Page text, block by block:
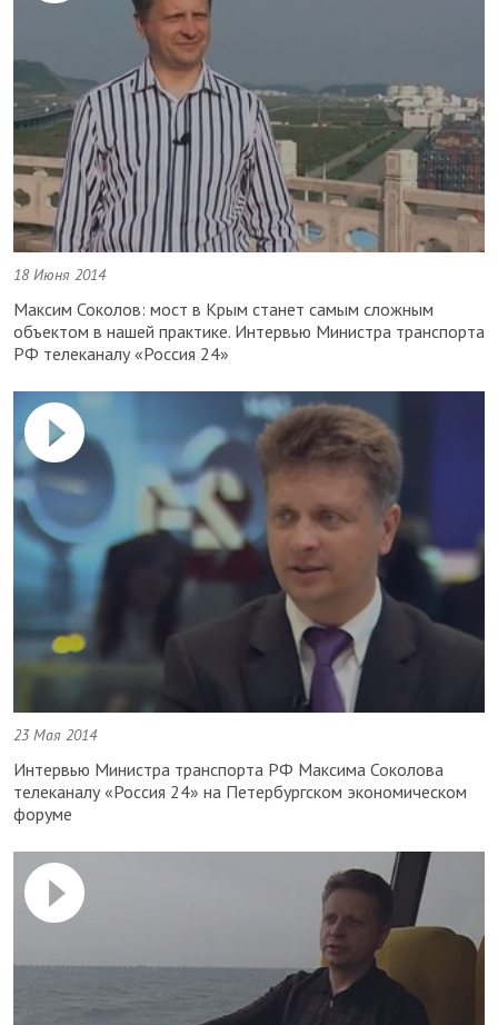
18 Июня 2014
Максим Соколов: мост в Крым станет самым сложным
объектом в нашей практике. Интервью Министра транспорта
РФ телеканалу «Россия 24»
23 Мая 2014
Интервью Министра транспорта РФ Максима Соколова
телеканалу «Россия 24» на Петербургском экономическом
форуме